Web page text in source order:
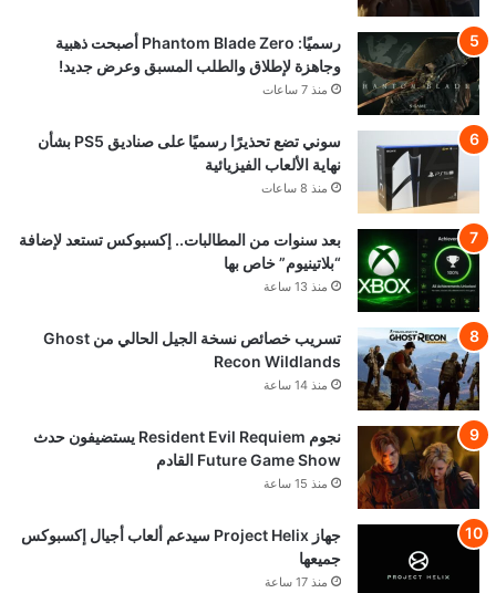
رسميًا: Phantom Blade Zero أصبحت ذهبية
وجاهزة لإطلاق والطلب المسبق وعرض جديد!
منذ 7 ساعات
سوني تضع تحذيرًا رسميًا على صناديق PS5 بشأن
نهاية الألعاب الفيزيائية
منذ 8 ساعات
بعد سنوات من المطالبات.. إكسبوكس تستعد لإضافة
“بلاتينيوم” خاص بها
منذ 13 ساعة
تسريب خصائص نسخة الجيل الحالي من Ghost
Recon Wildlands
منذ 14 ساعة
نجوم Resident Evil Requiem يستضيفون حدث
Future Game Show القادم
منذ 15 ساعة
جهاز Project Helix سيدعم ألعاب أجيال إكسبوكس
جميعها
منذ 17 ساعة